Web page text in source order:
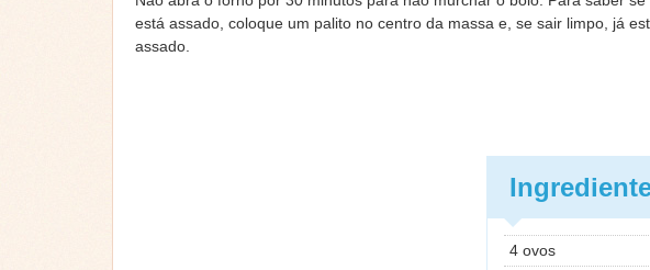
está assado, coloque um palito no centro da massa e, se sair limpo, já
assado.
4 ovos